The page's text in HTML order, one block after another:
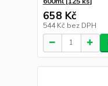
658 Kč
544 Kč bez DPH